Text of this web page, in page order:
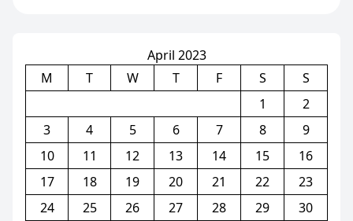
ថ្ងៃនេះ
April 2023
M
T W T F S
S
1
2
3
4 5 6 7 8
9
10
11 12 13 14 15
16
17
18 19 20 21 22
23
24
25 26 27 28 29
30